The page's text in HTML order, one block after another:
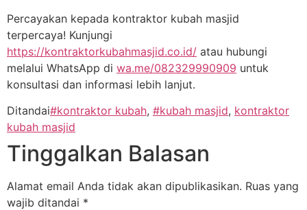
Percayakan kepada kontraktor kubah masjid
terpercaya! Kunjungi
https://kontraktorkubahmasjid.co.id/ atau hubungi
melalui WhatsApp di wa.me/082329990909 untuk
konsultasi dan informasi lebih lanjut.
Ditandai#kontraktor kubah, #kubah masjid, kontraktor
kubah masjid
Tinggalkan Balasan
Alamat email Anda tidak akan dipublikasikan. Ruas yang
wajib ditandai *